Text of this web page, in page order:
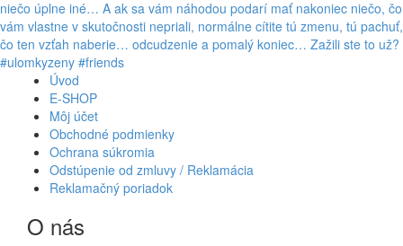
Úvod
E-SHOP
Môj účet
Obchodné podmienky
Ochrana súkromia
Odstúpenie od zmluvy / Reklamácia
Reklamačný poriadok
O nás